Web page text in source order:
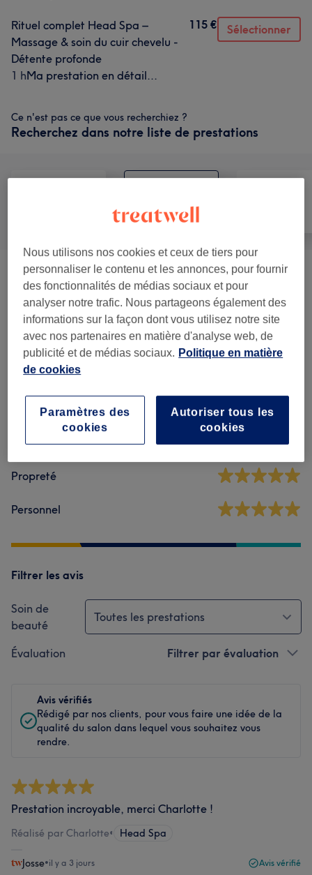
Rituel complet Head Spa –
Massage & soin du cuir chevelu -
Détente profonde
1 hMa prestation en détail...
115 € Sélectionner
Ce n'est pas ce que vous recherchiez ?
Recherchez dans notre liste de prestations
Coiffure
NOUVEAU - Head Spa 1)
Avis sur l'établissement
5,0 119 avis
Ambiance
Propreté
Personnel
Filtrer les avis
Soin de
beauté
Toutes les prestations
Évaluation Filtrer par évaluation
Avis vérifiés
Rédigé par nos clients, pour vous faire une idée de la
qualité du salon dans lequel vous souhaitez vous
rendre.
Prestation incroyable, merci Charlotte !
Réalisé par Charlotte• Head Spa
Josse•il y a 3 jours Avis vérifié
Nous utilisons nos cookies et ceux de tiers pour
personnaliser le contenu et les annonces, pour fournir
des fonctionnalités de médias sociaux et pour
analyser notre trafic. Nous partageons également des
informations sur la façon dont vous utilisez notre site
avec nos partenaires en matière d'analyse web, de
publicité et de médias sociaux. Politique en matière
de cookies
Autoriser tous les
cookies
Paramètres des
cookies